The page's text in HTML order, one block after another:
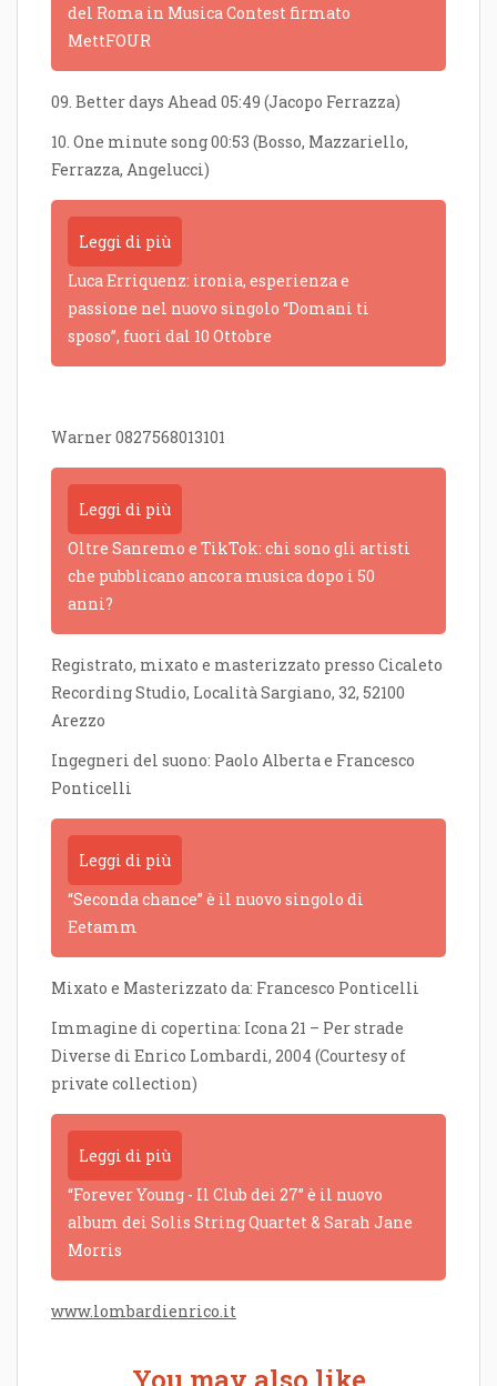
del Roma in Musica Contest firmato
MettFOUR
09. Better days Ahead 05:49 (Jacopo Ferrazza)
10. One minute song 00:53 (Bosso, Mazzariello,
Ferrazza, Angelucci)
Leggi di più
Luca Erriquenz: ironia, esperienza e
passione nel nuovo singolo “Domani ti
sposo”, fuori dal 10 Ottobre
Warner 0827568013101
Leggi di più
Oltre Sanremo e TikTok: chi sono gli artisti
che pubblicano ancora musica dopo i 50
anni?
Registrato, mixato e masterizzato presso Cicaleto
Recording Studio, Località Sargiano, 32, 52100
Arezzo
Ingegneri del suono: Paolo Alberta e Francesco
Ponticelli
Leggi di più
“Seconda chance” è il nuovo singolo di
Eetamm
Mixato e Masterizzato da: Francesco Ponticelli
Immagine di copertina: Icona 21 – Per strade
Diverse di Enrico Lombardi, 2004 (Courtesy of
private collection)
Leggi di più
“Forever Young - Il Club dei 27” è il nuovo
album dei Solis String Quartet & Sarah Jane
Morris
www.lombardienrico.it